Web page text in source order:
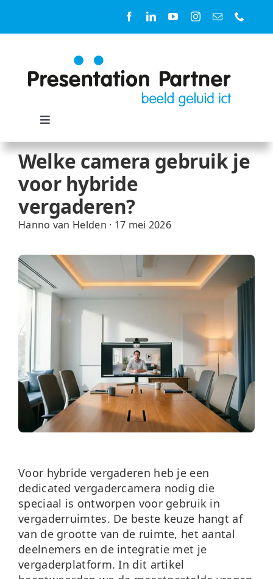
naar
Toggle
Oplossingen
Ruimtes
Producten
Over ons
Neem contact op
Welke camera gebruik je
voor hybride
vergaderen?
Hanno van Helden · 17 mei 2026
Voor hybride vergaderen heb je een
dedicated vergadercamera nodig die
speciaal is ontworpen voor gebruik in
vergaderruimtes. De beste keuze hangt af
van de grootte van de ruimte, het aantal
deelnemers en de integratie met je
vergaderplatform. In dit artikel